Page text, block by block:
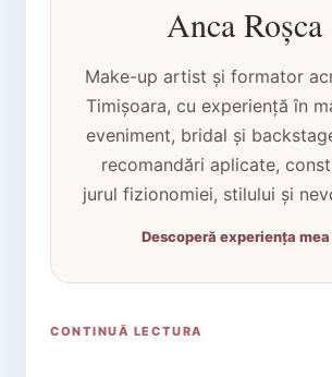
Anca Roșca
Make-up artist și formator
Timișoara, cu experiență în
eveniment, bridal și
recomandări aplicate,
jurul fizionomiei, stilului și
Descoperă experiența
CONTINUĂ LECTURA